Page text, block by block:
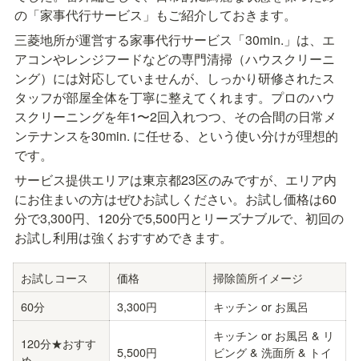
の「家事代行サービス」もご紹介しておきます。
三菱地所が運営する家事代行サービス「30min.」は、エ
アコンやレンジフードなどの専門清掃（ハウスクリーニ
ング）には対応していませんが、しっかり研修されたス
タッフが部屋全体を丁寧に整えてくれます。プロのハウ
スクリーニングを年1〜2回入れつつ、その合間の日常メ
ンテナンスを30min. に任せる、という使い分けが理想的
です。
サービス提供エリアは東京都23区のみですが、エリア内
にお住まいの方はぜひお試しください。お試し価格は60
分で3,300円、120分で5,500円とリーズナブルで、初回の
お試し利用は強くおすすめできます。
お試しコース 価格
掃除箇所イメージ
60分
3,300円 キッチン or お風呂
120分★おすす
5,500円
キッチン or お風呂 & リ
ビング & 洗面所 & トイ